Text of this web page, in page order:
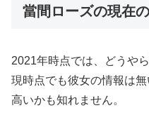
當間ローズの現在
2021年時点では、どうや
現時点でも彼女の情報は
高いかも知れません。